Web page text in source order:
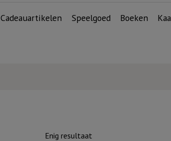
Cadeauartikelen Speelgoed Boeken
Enig resultaat